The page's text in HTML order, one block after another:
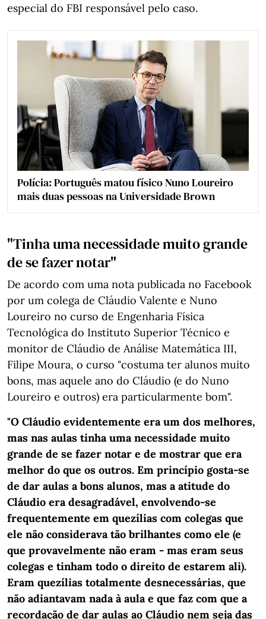
especial do FBI responsável pelo caso.
Polícia: Português matou físico Nuno Loureiro
mais duas pessoas na Universidade Brown
"Tinha uma necessidade muito grande
de se fazer notar"
De acordo com uma nota publicada no Facebook
por um colega de Cláudio Valente e Nuno
Loureiro no curso de Engenharia Física
Tecnológica do Instituto Superior Técnico e
monitor de Cláudio de Análise Matemática III,
Filipe Moura, o curso "costuma ter alunos muito
bons, mas aquele ano do Cláudio (e do Nuno
Loureiro e outros) era particularmente bom".
"O Cláudio evidentemente era um dos melhores,
mas nas aulas tinha uma necessidade muito
grande de se fazer notar e de mostrar que era
melhor do que os outros. Em princípio gosta-se
de dar aulas a bons alunos, mas a atitude do
Cláudio era desagradável, envolvendo-se
frequentemente em quezílias com colegas que
ele não considerava tão brilhantes como ele (e
que provavelmente não eram - mas eram seus
colegas e tinham todo o direito de estarem ali).
Eram quezílias totalmente desnecessárias, que
não adiantavam nada à aula e que faz com que a
recordação de dar aulas ao Cláudio nem seja das